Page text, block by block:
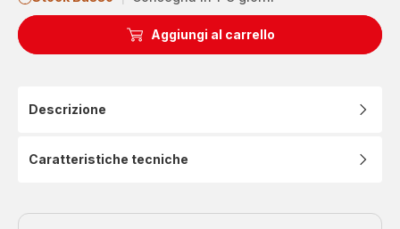
Aggiungi al carrello
Descrizione
Caratteristiche tecniche